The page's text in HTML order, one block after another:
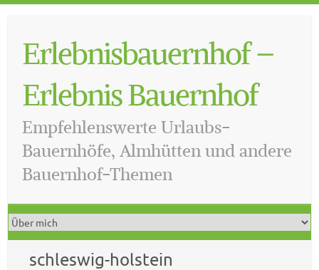
contentErlebnisbauernhof –
Erlebnis Bauernhof
Empfehlenswerte Urlaubs-
Bauernhöfe, Almhütten und andere
Bauernhof-Themen
schleswig-holstein